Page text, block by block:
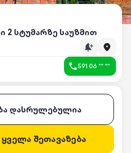
2 სტუმარზე საუზმით
591 06 ** **
დასრულებულია
ყველა შეთავაზება